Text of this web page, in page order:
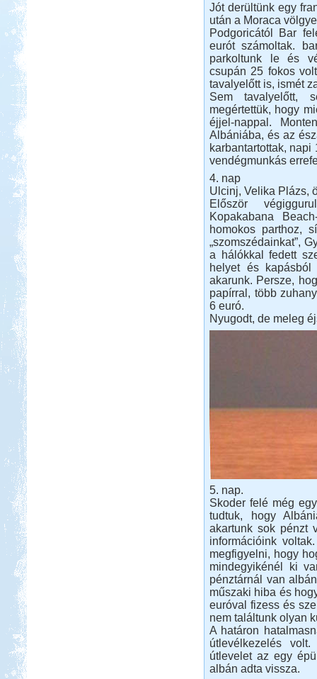
Jót derültünk egy
után a Moraca
Podgoricától Bar
eurót számoltak.
parkoltunk le és
csupán 25 fokos
tavalyelőtt is, ismét
Sem tavalyelőtt,
megértettük, hogy
éjjel-nappal.
Albániába, és az
karbantartottak,
vendégmunkás
4. nap
Ulcinj, Velika Plázs,
Először
Kopakabana
homokos parthoz,
„szomszédainkat”,
a hálókkal fedett
helyet és
akarunk. Persze,
papírral, több
6 euró.
Nyugodt, de meleg
5. nap.
Skoder felé még
tudtuk, hogy
akartunk sok pénzt
információink
megfigyelni, hogy
mindegyikénél ki
pénztárnál van
műszaki hiba és
euróval fizess és
nem találtunk olyan
A határon
útlevélkezelés
útlevelet az egy
albán adta vissza.